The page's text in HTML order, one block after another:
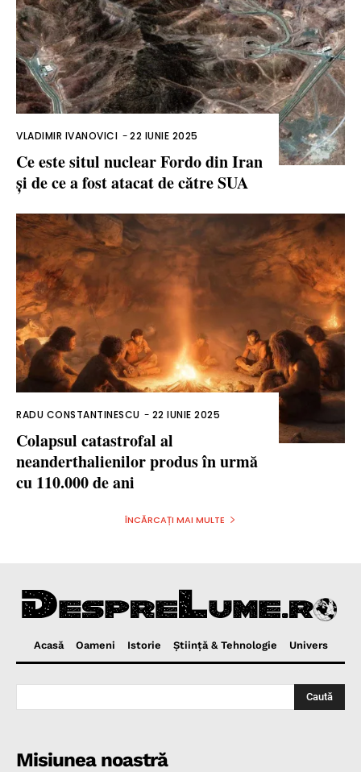
VLADIMIR IVANOVICI -22 IUNIE 2025
Ce este situl nuclear Fordo din Iran
și de ce a fost atacat de către SUA
RADU CONSTANTINESCU - 22 IUNIE 2025
Colapsul catastrofal al
neanderthalienilor produs în urmă
cu 110.000 de ani
ÎNCĂRCAȚI MAI MULTE
Acasă Oameni Istorie Ştiinţă & Tehnologie Univers
Caută
Misiunea noastră